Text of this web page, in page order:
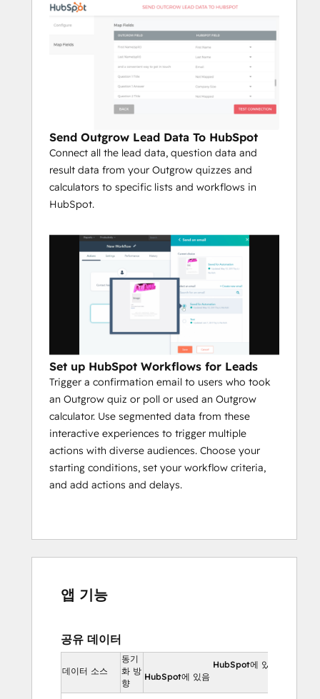
Send Outgrow Lead Data To HubSpot
Connect all the lead data, question data and
result data from your Outgrow quizzes and
calculators to specific lists and workflows in
HubSpot.
Set up HubSpot Workflows for Leads
Trigger a confirmation email to users who took
an Outgrow quiz or poll or used an Outgrow
calculator. Use segmented data from these
interactive experiences to trigger multiple
actions with diverse audiences. Choose your
starting conditions, set your workflow criteria,
and add actions and delays.
앱 기능
공유 데이터
데이터 소스
동기
화 방
향
HubSpot에 있음
HubSpot에 있음